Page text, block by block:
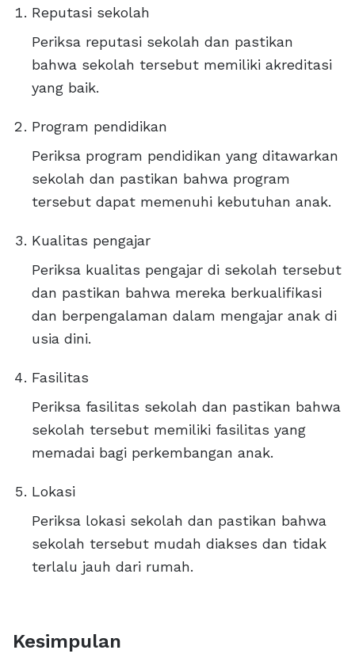
Reputasi sekolah
Periksa reputasi sekolah dan pastikan
bahwa sekolah tersebut memiliki akreditasi
yang baik.
Program pendidikan
Periksa program pendidikan yang ditawarkan
sekolah dan pastikan bahwa program
tersebut dapat memenuhi kebutuhan anak.
Kualitas pengajar
Periksa kualitas pengajar di sekolah tersebut
dan pastikan bahwa mereka berkualifikasi
dan berpengalaman dalam mengajar anak di
usia dini.
Fasilitas
Periksa fasilitas sekolah dan pastikan bahwa
sekolah tersebut memiliki fasilitas yang
memadai bagi perkembangan anak.
Lokasi
Periksa lokasi sekolah dan pastikan bahwa
sekolah tersebut mudah diakses dan tidak
terlalu jauh dari rumah.
Kesimpulan